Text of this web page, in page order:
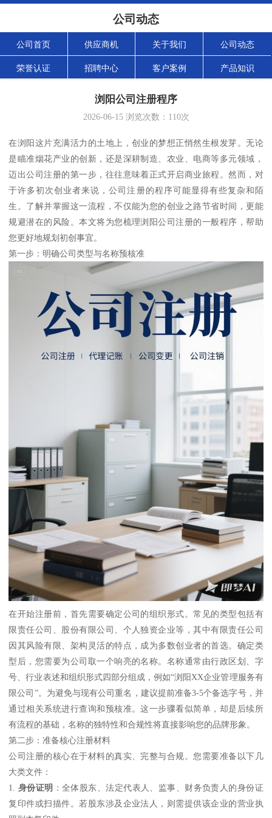
公司动态
公司首页 供应商机 关于我们 公司动态
荣誉认证 招聘中心 客户案例 产品知识
浏阳公司注册程序
2026-06-15浏览次数： 110次
在浏阳这片充满活力的土地上，创业的梦想正悄然生根发芽。无论
是瞄准烟花产业的创新，还是深耕制造、农业、电商等多元领域，
迈出公司注册的第一步，往往意味着正式开启商业旅程。然而，对
于许多初次创业者来说，公司注册的程序可能显得有些复杂和陌
生。了解并掌握这一流程，不仅能为您的创业之路节省时间，更能
规避潜在的风险。本文将为您梳理浏阳公司注册的一般程序，帮助
您更好地规划初创事宜。
第一步：明确公司类型与名称预核准
在开始注册前，首先需要确定公司的组织形式。常见的类型包括有
限责任公司、股份有限公司、个人独资企业等，其中有限责任公司
因其风险有限、架构灵活的特点，成为多数创业者的首选。确定类
型后，您需要为公司取一个响亮的名称。名称通常由行政区划、字
号、行业表述和组织形式四部分组成，例如“浏阳XX企业管理服务有
限公司”。为避免与现有公司重名，建议提前准备3-5个备选字号，并
通过相关系统进行查询和预核准。这一步骤看似简单，却是后续所
有流程的基础，名称的独特性和合规性将直接影响您的品牌形象。
第二步：准备核心注册材料
公司注册的核心在于材料的真实、完整与合规。您需要准备以下几
大类文件：
1. 身份证明 ：全体股东、法定代表人、监事、财务负责人的身份证
复印件或扫描件。若股东涉及企业法人，则需提供该企业的营业执